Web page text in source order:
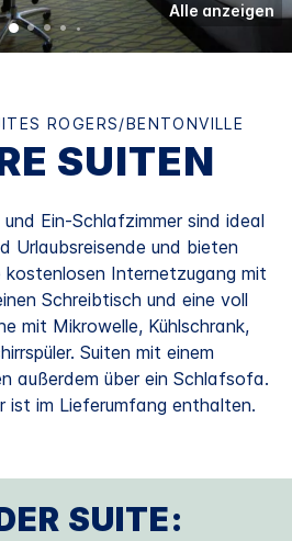
Alle anzeigen
ROGERS/BENTONVILLE
SUITEN
Ein-Schlafzimmer sind ideal
Urlaubsreisende und bieten
kostenlosen Internetzugang mit
Schreibtisch und eine voll
mit Mikrowelle, Kühlschrank,
Suiten mit einem
außerdem über ein Schlafsofa.
ist im Lieferumfang enthalten.
SUITE: